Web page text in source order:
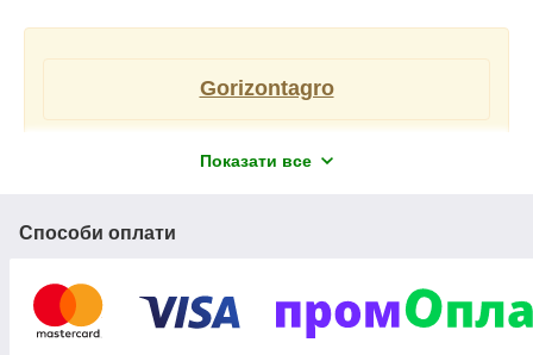
Gorizontagro
комплектуючих до обприскувачів.
Завжди в наявності насоси, форсунки,
деталі. Також повний об'єм запчастин
для техніки по заготовці сіна.
Запчастини до косарок роторних Z-169,
Показати все
Способи оплати